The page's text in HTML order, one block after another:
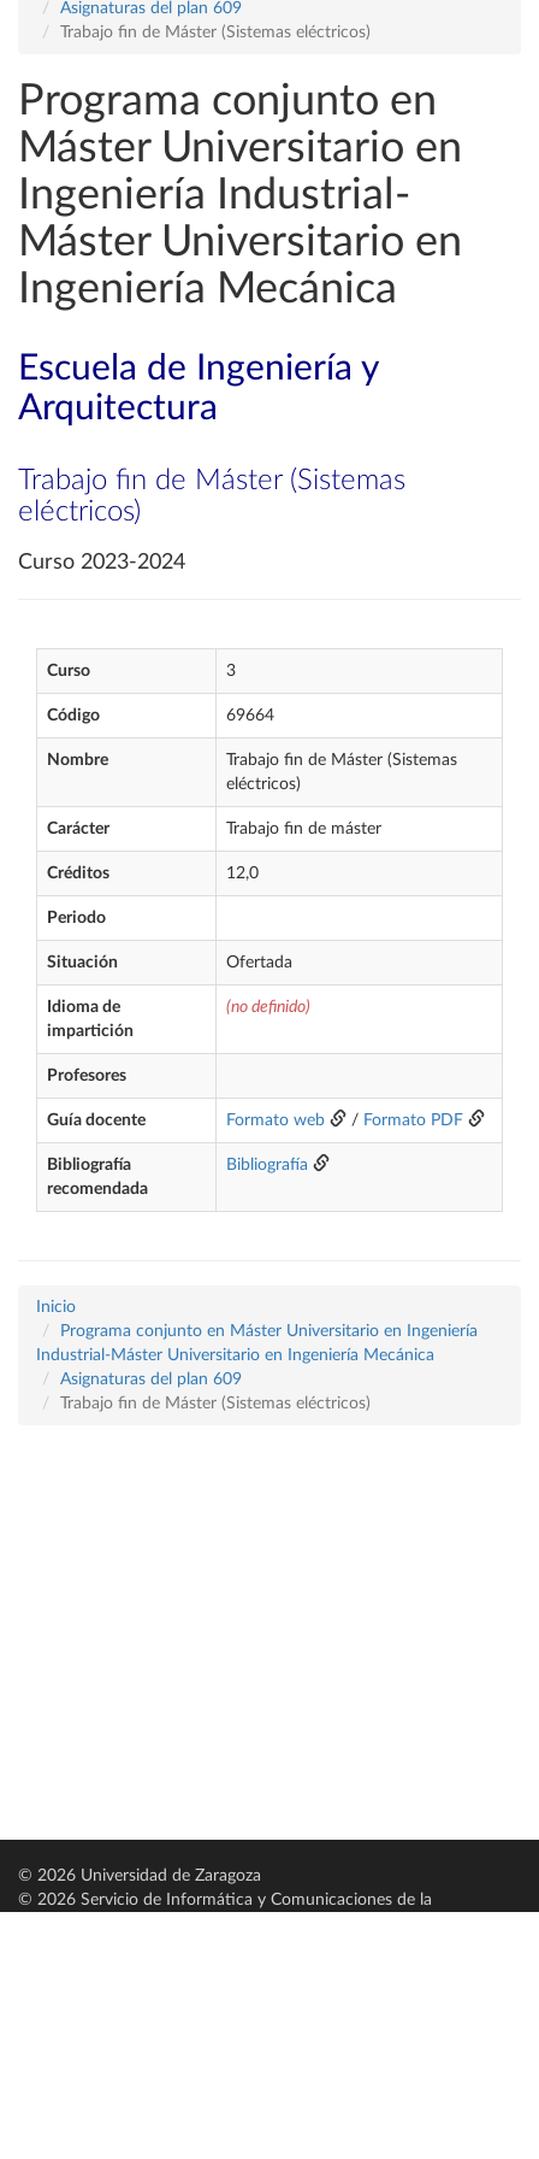
Asignaturas del plan 609
Trabajo fin de Máster (Sistemas eléctricos)
Programa conjunto en
Máster Universitario en
Ingeniería Industrial-
Máster Universitario en
Ingeniería Mecánica
Escuela de Ingeniería y
Arquitectura
Trabajo fin de Máster (Sistemas
eléctricos)
Curso 2023-2024
Curso 3
Código 69664
Nombre
Trabajo fin de Máster (Sistemas
eléctricos)
Carácter Trabajo fin de máster
Créditos 12,0
Periodo
Situación Ofertada
Idioma de
impartición
(no definido)
Profesores
Guía docente Formato web / Formato PDF
Bibliografía
recomendada
Bibliografía
Inicio
Programa conjunto en Máster Universitario en Ingeniería
Industrial-Máster Universitario en Ingeniería Mecánica
Asignaturas del plan 609
Trabajo fin de Máster (Sistemas eléctricos)
© 2026 Universidad de Zaragoza
© 2026 Servicio de Informática y Comunicaciones de la